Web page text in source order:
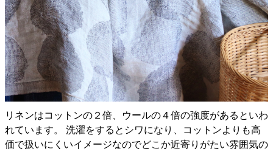
リネンはコットンの２倍、ウールの４倍の強度があるといわ
れています。 洗濯をするとシワになり、コットンよりも高
価で扱いにくいイメージなのでどこか近寄りがたい雰囲気の